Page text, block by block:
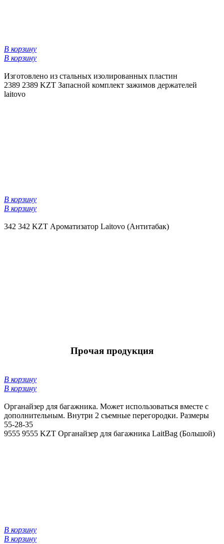
В корзину
В корзину
Изготовлено из стальных изолированных пластин
2389 2389 KZT Запасной комплект зажимов держателей
laitovo
В корзину
В корзину
342 342 KZT Ароматизатор Laitovo (Антитабак)
Прочая продукция
В корзину
В корзину
Органайзер для багажника. Может использоваться вместе с
дополнительным. Внутри 2 съемные перегородки. Размеры
55-28-35
9555 9555 KZT Органайзер для багажника LaitBag (Большой)
В корзину
В корзину